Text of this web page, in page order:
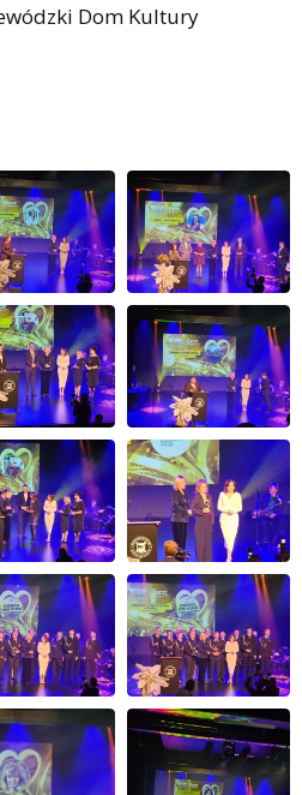
Dom Kultury